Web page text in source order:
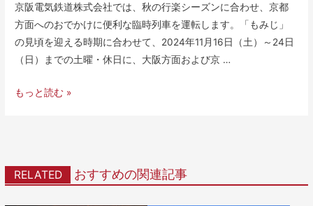
京阪電気鉄道株式会社では、秋の行楽シーズンに合わせ、京都
方面へのおでかけに便利な臨時列車を運転します。「もみじ」
の見頃を迎える時期に合わせて、2024年11月16日（土）～24日
（日）までの土曜・休日に、大阪方面および京 …
もっと読む »
RELATED おすすめの関連記事